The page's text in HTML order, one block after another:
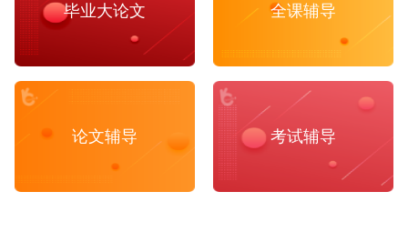
毕业大论文 全课辅导
论文辅导 考试辅导